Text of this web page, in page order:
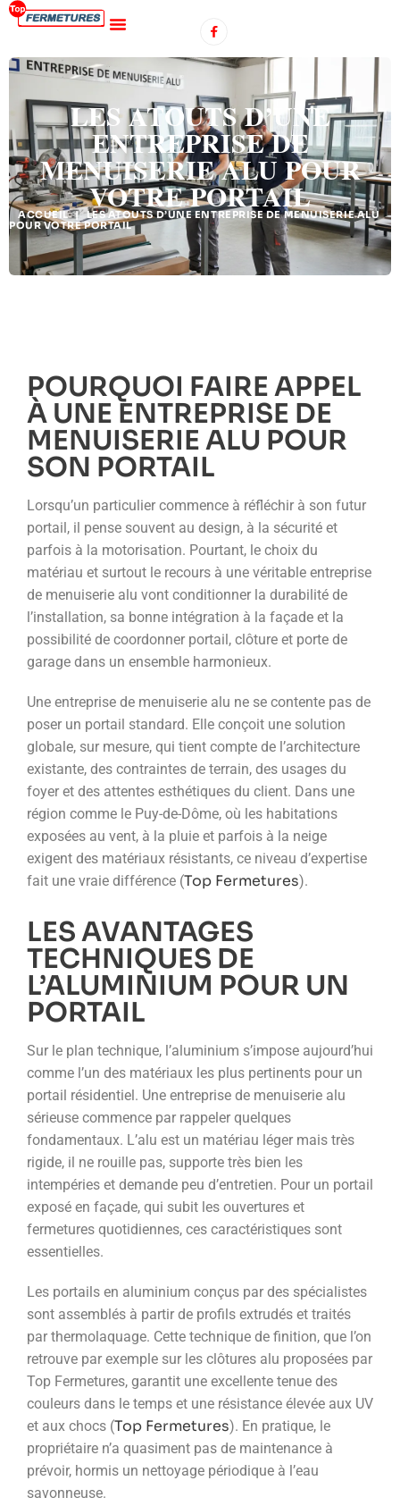
LES ATOUTS D’UNE
ENTREPRISE DE
MENUISERIE ALU POUR
VOTRE PORTAIL
ACCUEIL | LES ATOUTS D’UNE ENTREPRISE DE MENUISERIE ALU
POUR VOTRE PORTAIL
POURQUOI FAIRE APPEL
À UNE ENTREPRISE DE
MENUISERIE ALU POUR
SON PORTAIL
Lorsqu’un particulier commence à réfléchir à son futur
portail, il pense souvent au design, à la sécurité et
parfois à la motorisation. Pourtant, le choix du
matériau et surtout le recours à une véritable entreprise
de menuiserie alu vont conditionner la durabilité de
l’installation, sa bonne intégration à la façade et la
possibilité de coordonner portail, clôture et porte de
garage dans un ensemble harmonieux.
Une entreprise de menuiserie alu ne se contente pas de
poser un portail standard. Elle conçoit une solution
globale, sur mesure, qui tient compte de l’architecture
existante, des contraintes de terrain, des usages du
foyer et des attentes esthétiques du client. Dans une
région comme le Puy-de-Dôme, où les habitations
exposées au vent, à la pluie et parfois à la neige
exigent des matériaux résistants, ce niveau d’expertise
fait une vraie différence (Top Fermetures).
LES AVANTAGES
TECHNIQUES DE
L’ALUMINIUM POUR UN
PORTAIL
Sur le plan technique, l’aluminium s’impose aujourd’hui
comme l’un des matériaux les plus pertinents pour un
portail résidentiel. Une entreprise de menuiserie alu
sérieuse commence par rappeler quelques
fondamentaux. L’alu est un matériau léger mais très
rigide, il ne rouille pas, supporte très bien les
intempéries et demande peu d’entretien. Pour un portail
exposé en façade, qui subit les ouvertures et
fermetures quotidiennes, ces caractéristiques sont
essentielles.
Les portails en aluminium conçus par des spécialistes
sont assemblés à partir de profils extrudés et traités
par thermolaquage. Cette technique de finition, que l’on
retrouve par exemple sur les clôtures alu proposées par
Top Fermetures, garantit une excellente tenue des
couleurs dans le temps et une résistance élevée aux UV
et aux chocs (Top Fermetures). En pratique, le
propriétaire n’a quasiment pas de maintenance à
prévoir, hormis un nettoyage périodique à l’eau
savonneuse.